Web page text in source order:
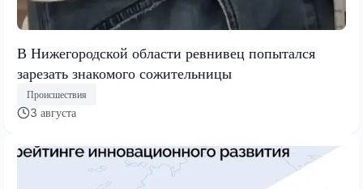
В Нижегородской области ревнивец попытался
зарезать знакомого сожительницы
Происшествия
3 августа